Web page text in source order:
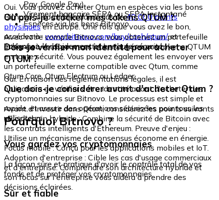
Pay, Google Pay)
Virement bancaire SEPA ou SEPA Instantané
Espèces via les bons Bitnovo
Oui. Vous pouvez acheter Qtum en espèces via les bons
Bitnovo, disponibles dans plus de40 000 points
physiquesen Europe. Une fois que vous avez le bon,
accédez à : www.bitnovo.com/buy/cash/qtum/et
échangez-le rapidement et en toute sécurité.
Où puis-je stocker mes tokens QTUM ?
Avec votre compte Bitnovo, vous obtenez un portefeuille
intégré où vous pouvez stocker et gérer vos tokens QTUM
en toute sécurité. Vous pouvez également les envoyer vers
un portefeuille externe compatible avec Qtum, comme
Qtum Core, Qtum Electrum ou Ledger.
Dois-je vérifier mon identité pour acheter
QTUM ?
Oui. En raison des réglementations légales, il est
obligatoire de vérifier votre identité avant d'acheter des
cryptomonnaies sur Bitnovo. Le processus est simple et
rapide, et assure des opérations sécurisées pour tous les
utilisateurs.
Que dois-je considérer avant d'acheter Qtum ?
Avant d'investir dans Qtum, considérez les points suivants
: Blockchain hybride : Combine la sécurité de Bitcoin avec
les contrats intelligents d'Ethereum. Preuve d'enjeu :
Utilise un mécanisme de consensus économe en énergie.
Focus mobile : Conçu pour les applications mobiles et IoT.
Adoption d'entreprise : Cible les cas d'usage commerciaux
et d'entreprise. Comprendre son architecture hybride et
son focus sur l'entreprise vous aidera à prendre des
décisions éclairées.
Pourquoi Bitnovo ?
Vous gardez vos cryptomonnaies
La façon sûre et pratique d'avoir le contrôle total de vos
fonds et de protéger vos cryptomonnaies.
Sûr et fiable